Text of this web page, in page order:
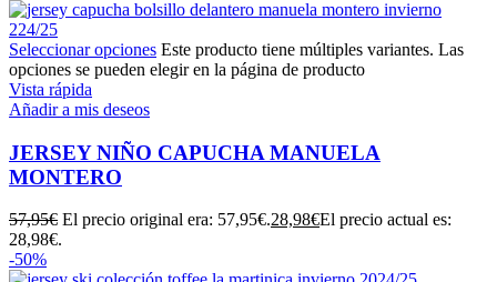
Seleccionar opciones Este producto tiene múltiples variantes. Las
opciones se pueden elegir en la página de producto
Vista rápida
Añadir a mis deseos
JERSEY NIÑO CAPUCHA MANUELA
MONTERO
57,95€ El precio original era: 57,95€.28,98€El precio actual es:
28,98€.
-50%